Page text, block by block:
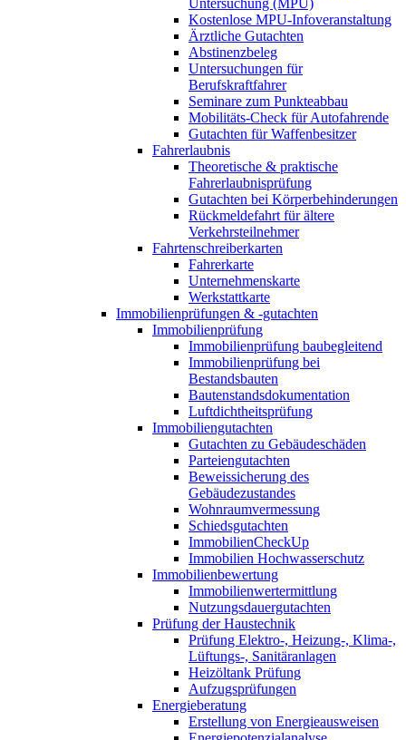
Kostenlose MPU-Infoveranstaltung
Ärztliche Gutachten
Abstinenzbeleg
Untersuchungen für
Berufskraftfahrer
Seminare zum Punkteabbau
Mobilitäts-Check für Autofahrende
Gutachten für Waffenbesitzer
Fahrerlaubnis
Theoretische & praktische
Fahrerlaubnisprüfung
Gutachten bei Körperbehinderungen
Rückmeldefahrt für ältere
Verkehrsteilnehmer
Fahrtenschreiberkarten
Fahrerkarte
Unternehmenskarte
Werkstattkarte
Immobilienprüfungen & -gutachten
Immobilienprüfung
Immobilienprüfung baubegleitend
Immobilienprüfung bei
Bestandsbauten
Bautenstandsdokumentation
Luftdichtheitsprüfung
Immobiliengutachten
Gutachten zu Gebäudeschäden
Parteiengutachten
Beweissicherung des
Gebäudezustandes
Wohnraumvermessung
Schiedsgutachten
ImmobilienCheckUp
Immobilien Hochwasserschutz
Immobilienbewertung
Immobilienwertermittlung
Nutzungsdauergutachten
Prüfung der Haustechnik
Prüfung Elektro-, Heizung-, Klima-,
Lüftungs-, Sanitäranlagen
Heizöltank Prüfung
Aufzugsprüfungen
Energieberatung
Erstellung von Energieausweisen